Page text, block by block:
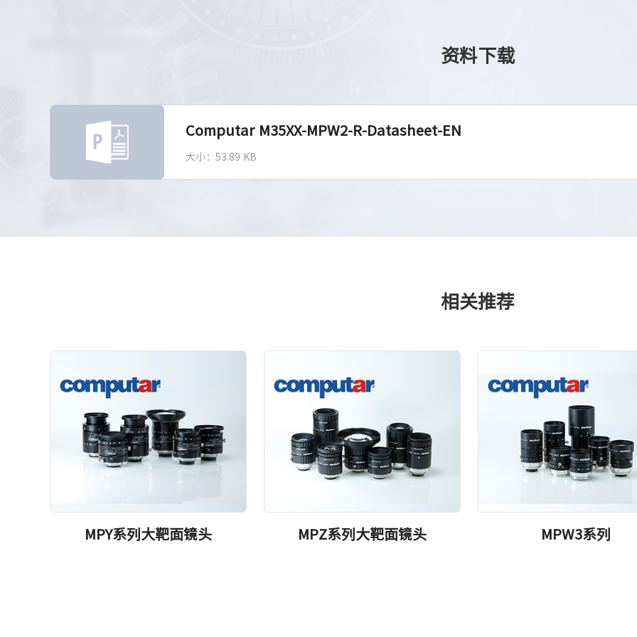
资料下载
Computar M35XX-MPW2-R-Datasheet-EN
大小：53.89 KB
相关推荐
MPY系列大靶面镜头 MPZ系列大靶面镜头 MPW3系列